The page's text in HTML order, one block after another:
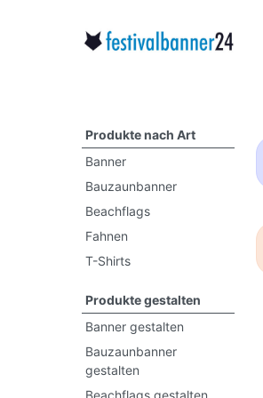
Produkte nach Art
Banner
Bauzaunbanner
Beachflags
Fahnen
T-Shirts
Produkte gestalten
Banner gestalten
Bauzaunbanner
gestalten
Beachflags gestalten